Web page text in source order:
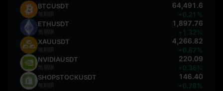
BTCUSDT
無期限
64,491.6
+0.21%
ETHUSDT
無期限
1,897.76
+1.32%
XAUUSDT
無期限
4,266.82
+0.67%
NVIDIAUSDT
無期限
220.09
+0.36%
SHOPSTOCKUSDT
無期限
146.40
+0.78%